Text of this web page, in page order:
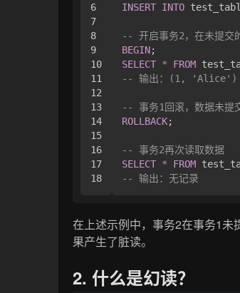
6
7
8
9
10
11
12
13
14
15
16
17
INSERT INTO
-- 开启事务2，在未提交
BEGIN
SELECT * FROM
-- 输出：(1, 'Alice')
-- 事务1回滚，数据未提
ROLLBACK;
-- 事务2再次读取数据
SELECT * FROM
-- 输出：无记录
在上述示例中，事务2在事务1
果产生了脏读。
2. 什么是幻读？